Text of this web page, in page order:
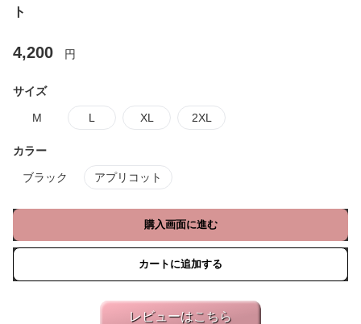
ト
4,200 円
サイズ
M L XL 2XL
カラー
ブラック アプリコット
購入画面に進む
カートに追加する
レビューはこちら